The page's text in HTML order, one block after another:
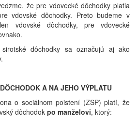
že pre vdovecké dôchodky platia
vdovské dôchodky. Preto budeme v
vdovské dôchodky, pre vdovecké
dôchodky sa označujú aj ako
A NA JEHO VÝPLATU
o sociálnom poistení (ZSP) platí, že
dôchodok po manželovi, ktorý: